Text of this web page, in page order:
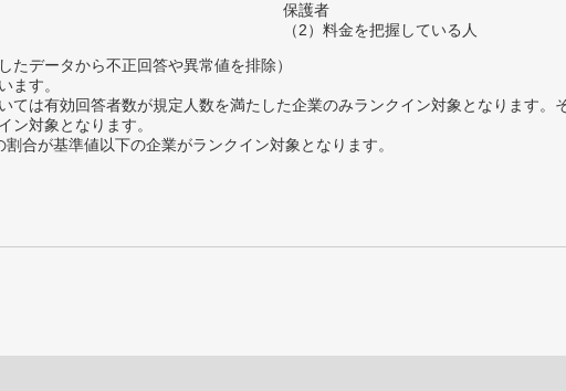
保護者
（2）料金を把握している人
データから不正回答や異常値を排除）
ます。
は有効回答者数が規定人数を満たした企業のみランクイン対象となります。
ン対象となります。
合が基準値以下の企業がランクイン対象となります。